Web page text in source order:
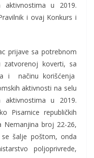
aktivnostima u 2019.
i ovaj Konkurs i
prijave sa potrebnom
zatvorenoj koverti, sa
i načinu korišćenja
aktivnosti na selu
aktivnostima u 2019.
Pisarnice republičkih
Nemanjina broj 22-26,
šalje poštom, onda
poljoprivrede,